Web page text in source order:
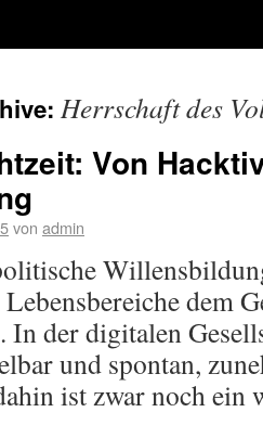
Herrschaft des
Von
von admin
dem
In der digitalen
und spontan,
ist zwar noch